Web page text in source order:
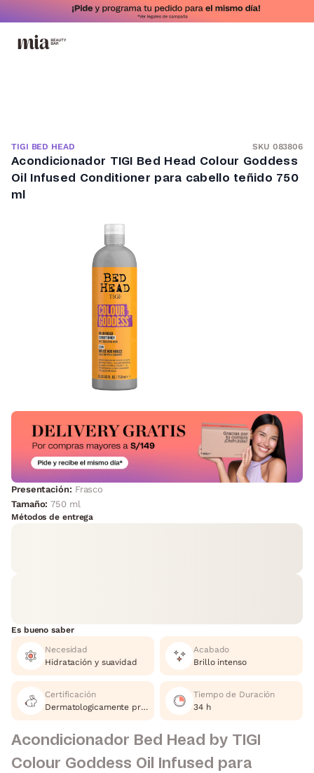
TIGI BED HEAD SKU 083806
Acondicionador TIGI Bed Head Colour Goddess
Oil Infused Conditioner para cabello teñido 750
ml
Presentación: Frasco
Tamaño:750 ml
Métodos de entrega
Es bueno saber
Necesidad
Hidratación y suavidad
Acabado
Brillo intenso
Certificación
Dermatologicamente probado, Cruelty Free
Tiempo de Duración
34 h
Acondicionador Bed Head by TIGI
Colour Goddess Oil Infused para